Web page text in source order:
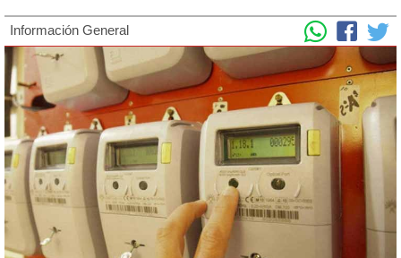
Información General